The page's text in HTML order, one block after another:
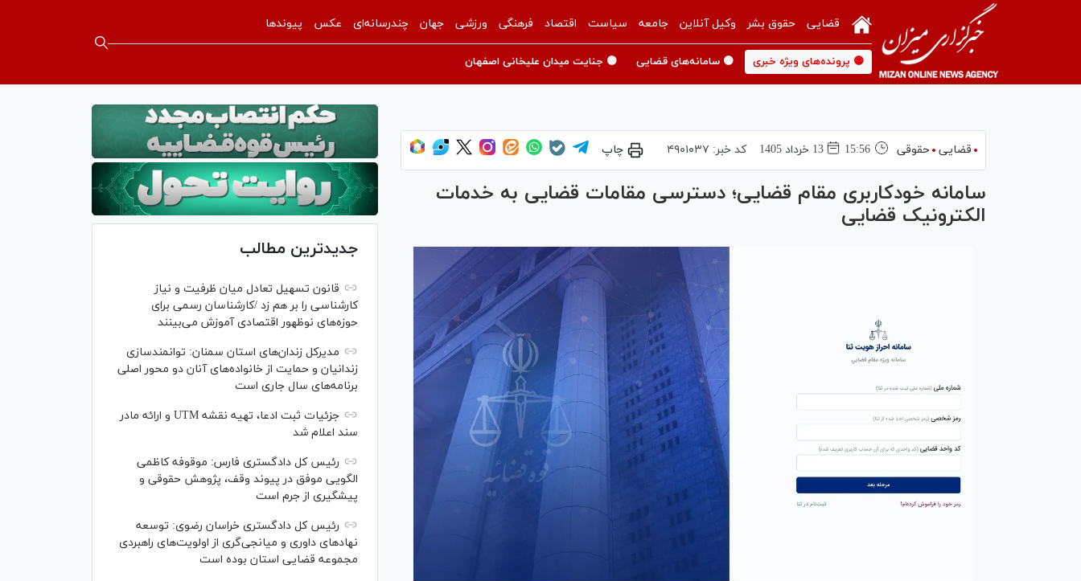
قضایی حقوق بشر وکیل آنلاین جامعه سیاست اقتصاد فرهنگی ورزشی جهان چندرسانه‌ای عکس پیوندها
🟡 پرونده‌های ویژه خبری 🟡 سامانه‌های قضایی 🟡 جنایت میدان علیخانی اصفهان
قضایی حقوقی 15:56 13 خرداد 1405 کد خبر: ۴۹۰۱۰۳۷ چاپ
سامانه خودکاربری مقام قضایی؛ دسترسی مقامات قضایی به خدمات
الکترونیک قضایی
جدیدترین مطالب
قانون تسهیل تعادل میان ظرفیت و نیاز
کارشناسی را بر هم زد /کارشناسان رسمی برای
حوزه‌های نوظهور اقتصادی آموزش می‌بینند
مدیرکل زندان‌های استان سمنان: توانمندسازی
زندانیان و حمایت از خانواده‌های آنان دو محور اصلی
برنامه‌های سال جاری است
جزئیات ثبت ادعا، تهیه نقشه UTM و ارائه مادر
سند اعلام شد
رئیس کل دادگستری فارس: موقوفه کاظمی
الگویی موفق در پیوند وقف، پژوهش حقوقی و
پیشگیری از جرم است
رئیس کل دادگستری خراسان رضوی: توسعه
نهاد‌های داوری و میانجی‌گری از اولویت‌های راهبردی
مجموعه قضایی استان بوده است